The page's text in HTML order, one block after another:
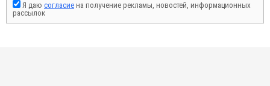
Я даю согласие на получение рекламы, новостей, информационных
рассылок